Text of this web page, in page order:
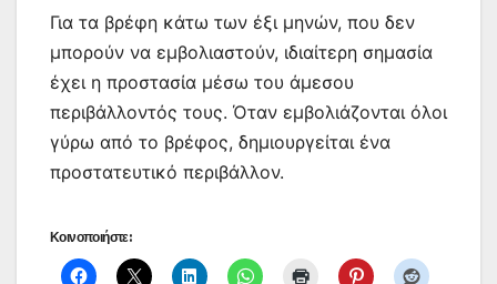
Για τα βρέφη κάτω των έξι μηνών, που δεν
μπορούν να εμβολιαστούν, ιδιαίτερη σημασία
έχει η προστασία μέσω του άμεσου
περιβάλλοντός τους. Όταν εμβολιάζονται όλοι
γύρω από το βρέφος, δημιουργείται ένα
προστατευτικό περιβάλλον.
Κοινοποιήστε: